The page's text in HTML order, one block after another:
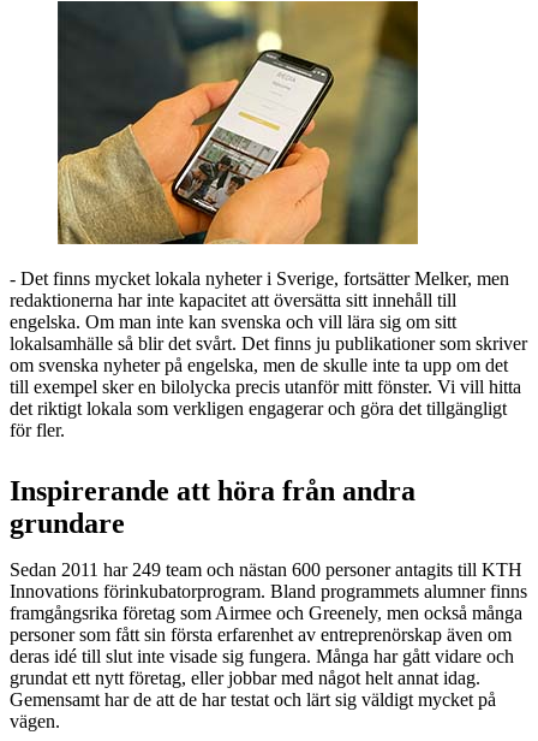
- Det finns mycket lokala nyheter i Sverige, fortsätter Melker, men
redaktionerna har inte kapacitet att översätta sitt innehåll till
engelska. Om man inte kan svenska och vill lära sig om sitt
lokalsamhälle så blir det svårt. Det finns ju publikationer som skriver
om svenska nyheter på engelska, men de skulle inte ta upp om det
till exempel sker en bilolycka precis utanför mitt fönster. Vi vill hitta
det riktigt lokala som verkligen engagerar och göra det tillgängligt
för fler.
Inspirerande att höra från andra
grundare
Sedan 2011 har 249 team och nästan 600 personer antagits till KTH
Innovations förinkubatorprogram. Bland programmets alumner finns
framgångsrika företag som Airmee och Greenely, men också många
personer som fått sin första erfarenhet av entreprenörskap även om
deras idé till slut inte visade sig fungera. Många har gått vidare och
grundat ett nytt företag, eller jobbar med något helt annat idag.
Gemensamt har de att de har testat och lärt sig väldigt mycket på
vägen.